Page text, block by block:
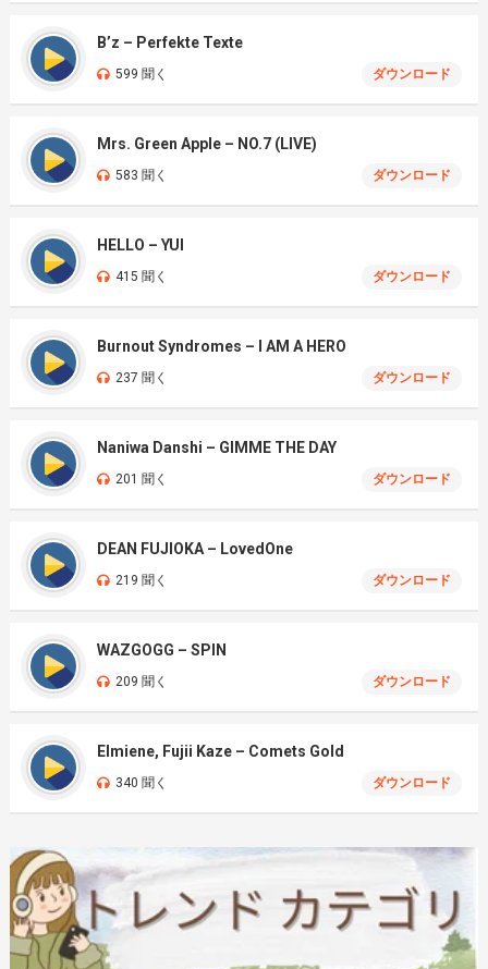
B’z – Perfekte Texte
599 聞く ダウンロード
Mrs. Green Apple – NO.7 (LIVE)
583 聞く ダウンロード
HELLO – YUI
415 聞く ダウンロード
Burnout Syndromes – I AM A HERO
237 聞く ダウンロード
Naniwa Danshi – GIMME THE DAY
201 聞く ダウンロード
DEAN FUJIOKA – LovedOne
219 聞く ダウンロード
WAZGOGG – SPIN
209 聞く ダウンロード
Elmiene, Fujii Kaze – Comets Gold
340 聞く ダウンロード